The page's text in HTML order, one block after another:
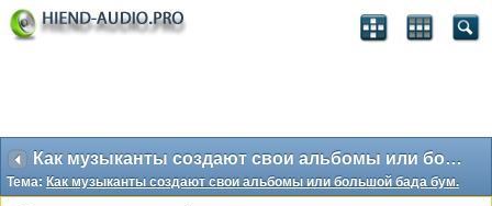
Как музыканты создают свои альбомы или большой бада бум.
Тема: Как музыканты создают свои альбомы или большой бада бум.